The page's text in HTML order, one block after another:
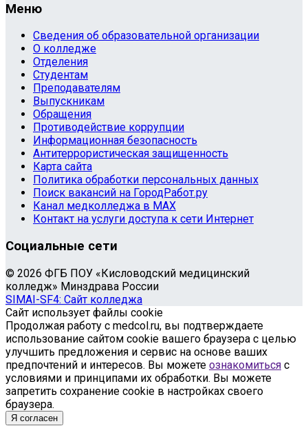
Меню
Сведения об образовательной организации
О колледже
Отделения
Студентам
Преподавателям
Выпускникам
Обращения
Противодействие коррупции
Информационная безопасность
Антитеррористическая защищенность
Карта сайта
Политика обработки персональных данных
Поиск вакансий на ГородРабот.ру
Канал медколледжа в MAX
Контакт на услуги доступа к сети Интернет
Социальные сети
© 2026 ФГБ ПОУ «Кисловодский медицинский
колледж» Минздрава России
SIMAI-SF4: Сайт колледжа
Сайт использует файлы cookie
Продолжая работу с medcol.ru, вы подтверждаете
использование сайтом cookie вашего браузера с целью
улучшить предложения и сервис на основе ваших
предпочтений и интересов. Вы можете ознакомиться с
условиями и принципами их обработки. Вы можете
запретить сохранение cookie в настройках своего
браузера.
Я согласен